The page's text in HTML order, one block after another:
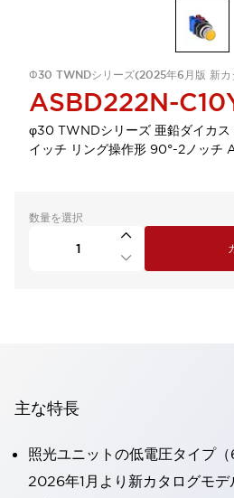
Φ30 TWNDシリーズ(2025年6月版 新カ
ASBD222N-
φ30 TWNDシリーズ 亜鉛ダイカス
イッチ リング操作形 90°-2ノッチ
数量を選択
主な特長
照光ユニットの低電圧タイプ
2026年1月より新カタログモデ